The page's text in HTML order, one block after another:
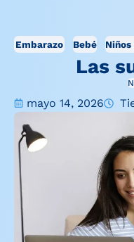
Embarazo Bebé Niños
Las
mayo 14, 2026